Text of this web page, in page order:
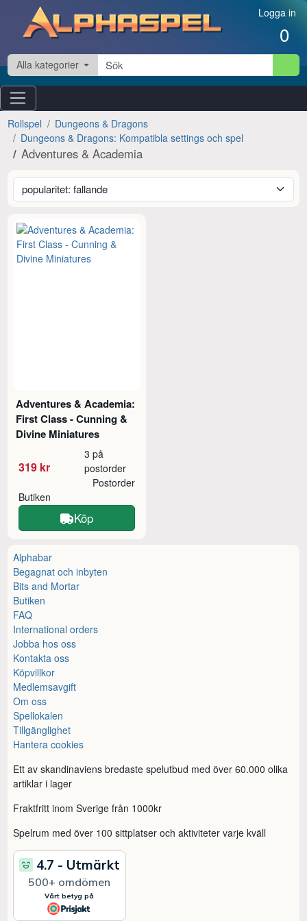
Hoppa till innehåll Logga in
0
Alla kategorier
Rollspel
Dungeons & Dragons
Dungeons & Dragons: Kompatibla settings och spel
Adventures & Academia
Adventures & Academia:
First Class - Cunning &
Divine Miniatures
319 kr
3 på
postorder
Butiken
Postorder
Köp
Alphabar
Begagnat och inbyten
Bits and Mortar
Butiken
FAQ
International orders
Jobba hos oss
Kontakta oss
Köpvillkor
Medlemsavgift
Om oss
Spellokalen
Tillgänglighet
Hantera cookies
Ett av skandinaviens bredaste spelutbud med över 60.000 olika
artiklar i lager
Fraktfritt inom Sverige från 1000kr
Spelrum med över 100 sittplatser och aktiviteter varje kväll